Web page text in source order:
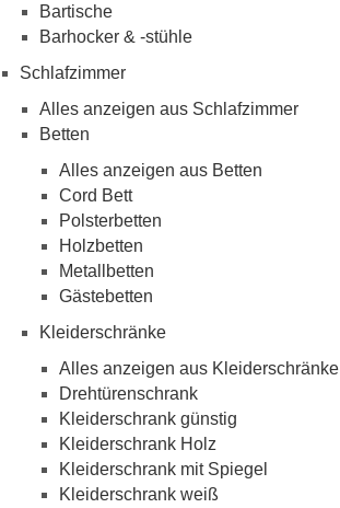
Bartische
Barhocker & -stühle
Schlafzimmer
Alles anzeigen aus Schlafzimmer
Betten
Alles anzeigen aus Betten
Cord Bett
Polsterbetten
Holzbetten
Metallbetten
Gästebetten
Kleiderschränke
Alles anzeigen aus Kleiderschränke
Drehtürenschrank
Kleiderschrank günstig
Kleiderschrank Holz
Kleiderschrank mit Spiegel
Kleiderschrank weiß